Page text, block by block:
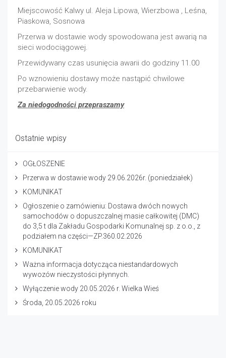
Miejscowość Kalwy ul. Aleja Lipowa, Wierzbowa , Leśna,
Piaskowa, Sosnowa
Przerwa w dostawie wody spowodowana jest awarią na
sieci wodociągowej.
Przewidywany czas usunięcia awarii do godziny 11.00
Po wznowieniu dostawy może nastąpić chwilowe
przebarwienie wody.
Za niedogodności przepraszamy
Ostatnie wpisy
OGŁOSZENIE
Przerwa w dostawie wody 29.06.2026r. (poniedziałek)
KOMUNIKAT
Ogłoszenie o zamówieniu: Dostawa dwóch nowych
samochodów o dopuszczalnej masie całkowitej (DMC)
do 3,5 t dla Zakładu Gospodarki Komunalnej sp. z o.o., z
podziałem na części—ZP.360.02.2026
KOMUNIKAT
Ważna informacja dotycząca niestandardowych
wywozów nieczystości płynnych.
Wyłączenie wody 20.05.2026 r. Wielka Wieś
Środa, 20.05.2026 roku